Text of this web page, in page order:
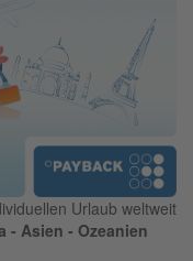
Urlaub weltweit
- Asien - Ozeanien